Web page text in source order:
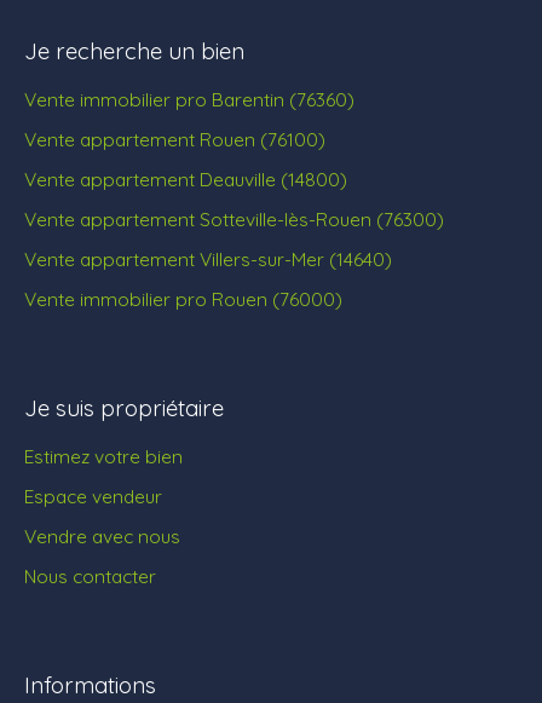
Je recherche un bien
Vente immobilier pro Barentin (76360)
Vente appartement Rouen (76100)
Vente appartement Deauville (14800)
Vente appartement Sotteville-lès-Rouen (76300)
Vente appartement Villers-sur-Mer (14640)
Vente immobilier pro Rouen (76000)
Je suis propriétaire
Estimez votre bien
Espace vendeur
Vendre avec nous
Nous contacter
Informations